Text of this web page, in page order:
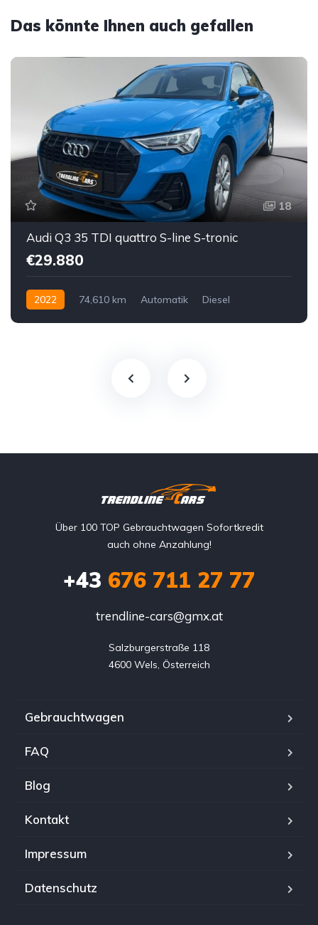
Das könnte Ihnen auch gefallen
18
Audi Q3 35 TDI quattro S-line S-tronic
€29.880
2022 74,610 km Automatik
Diesel
Über 100 TOP Gebrauchtwagen Sofortkredit
auch ohne Anzahlung!
+43 676 711 27 77
trendline-cars@gmx.at
Salzburgerstraße 118
4600 Wels, Österreich
Gebrauchtwagen
FAQ
Blog
Kontakt
Impressum
Datenschutz